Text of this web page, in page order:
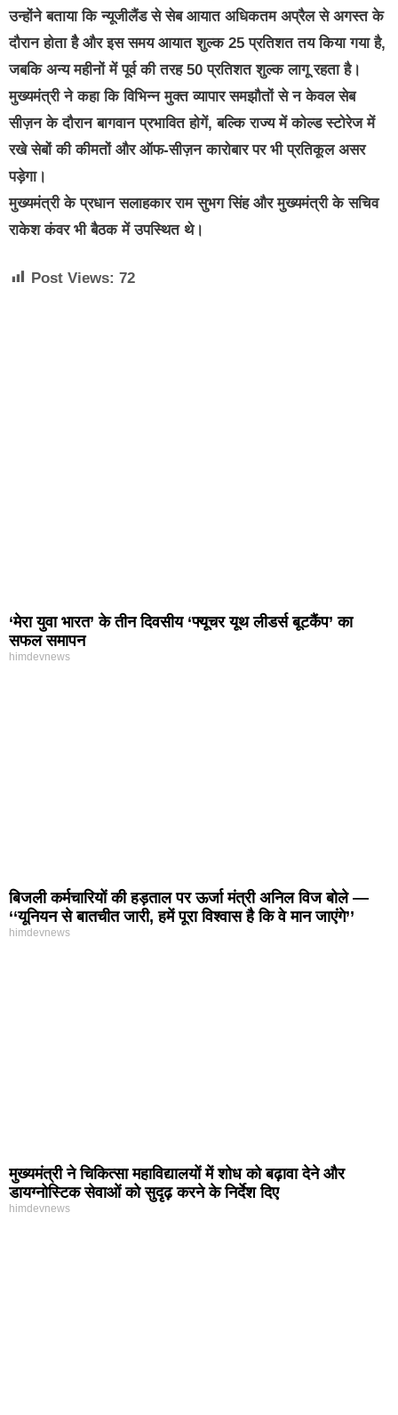
उन्होंने बताया कि न्यूजीलैंड से सेब आयात अधिकतम अप्रैल से अगस्त के
दौरान होता हैै और इस समय आयात शुल्क 25 प्रतिशत तय किया गया है,
जबकि अन्य महीनों में पूर्व की तरह 50 प्रतिशत शुल्क लागू रहता है।
मुख्यमंत्री ने कहा कि विभिन्न मुक्त व्यापार समझौतों से न केवल सेब
सीज़न के दौरान बागवान प्रभावित होगें, बल्कि राज्य में कोल्ड स्टोरेज में
रखे सेबों की कीमतों और ऑफ-सीज़न कारोबार पर भी प्रतिकूल असर
पड़ेगा।
मुख्यमंत्री के प्रधान सलाहकार राम सुभग सिंह और मुख्यमंत्री के सचिव
राकेश कंवर भी बैठक में उपस्थित थे।
Post Views: 72
‘मेरा युवा भारत’ के तीन दिवसीय ‘फ्यूचर यूथ लीडर्स बूटकैंप’ का
सफल समापन
himdevnews
बिजली कर्मचारियों की हड़ताल पर ऊर्जा मंत्री अनिल विज बोले —
‘‘यूनियन से बातचीत जारी, हमें पूरा विश्वास है कि वे मान जाएंगे’’
himdevnews
मुख्यमंत्री ने चिकित्सा महाविद्यालयों में शोध को बढ़ावा देने और
डायग्नोस्टिक सेवाओं को सुदृढ़ करने के निर्देश दिए
himdevnews